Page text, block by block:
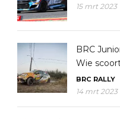
15 mrt 2023
BRC
Wie
BRC RALLY
14 mrt 2023